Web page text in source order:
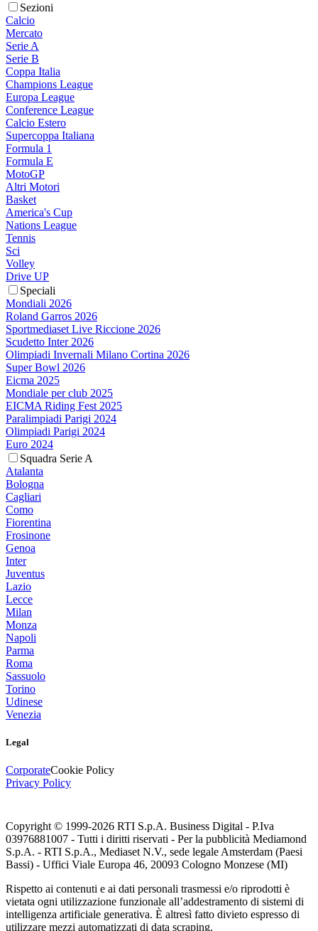
Sezioni
Calcio
Mercato
Serie A
Serie B
Coppa Italia
Champions League
Europa League
Conference League
Calcio Estero
Supercoppa Italiana
Formula 1
Formula E
MotoGP
Altri Motori
Basket
America's Cup
Nations League
Tennis
Sci
Volley
Drive UP
Speciali
Mondiali 2026
Roland Garros 2026
Sportmediaset Live Riccione 2026
Scudetto Inter 2026
Olimpiadi Invernali Milano Cortina 2026
Super Bowl 2026
Eicma 2025
Mondiale per club 2025
EICMA Riding Fest 2025
Paralimpiadi Parigi 2024
Olimpiadi Parigi 2024
Euro 2024
Squadra Serie A
Atalanta
Bologna
Cagliari
Como
Fiorentina
Frosinone
Genoa
Inter
Juventus
Lazio
Lecce
Milan
Monza
Napoli
Parma
Roma
Sassuolo
Torino
Udinese
Venezia
Legal
CorporateCookie Policy
Privacy Policy
Copyright © 1999-2026 RTI S.p.A. Business Digital - P.Iva
03976881007 - Tutti i diritti riservati - Per la pubblicità Mediamond
S.p.A. - RTI S.p.A., Mediaset N.V., sede legale Amsterdam (Paesi
Bassi) - Uffici Viale Europa 46, 20093 Cologno Monzese (MI)
Rispetto ai contenuti e ai dati personali trasmessi e/o riprodotti è
vietata ogni utilizzazione funzionale all’addestramento di sistemi di
intelligenza artificiale generativa. È altresì fatto divieto espresso di
utilizzare mezzi automatizzati di data scraping.